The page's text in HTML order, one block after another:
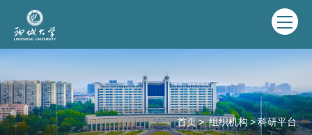
首页 > 组织机构>科研平台